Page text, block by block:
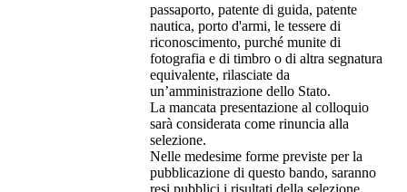
passaporto, patente di guida, patente
nautica, porto d'armi, le tessere di
riconoscimento, purché munite di
fotografia e di timbro o di altra segnatura
equivalente, rilasciate da
un’amministrazione dello Stato.
La mancata presentazione al colloquio
sarà considerata come rinuncia alla
selezione.
Nelle medesime forme previste per la
pubblicazione di questo bando, saranno
resi pubblici i risultati della selezione.